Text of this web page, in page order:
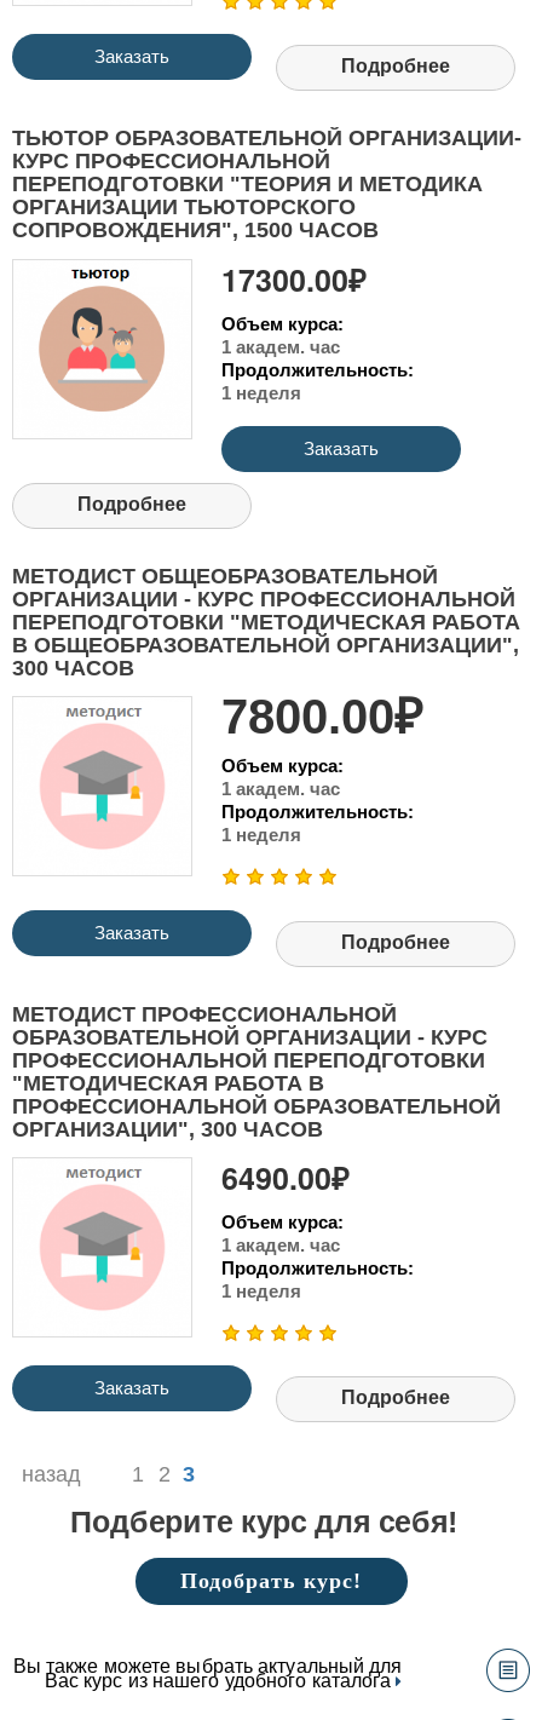
Заказать Подробнее
ТЬЮТОР ОБРАЗОВАТЕЛЬНОЙ ОРГАНИЗАЦИИ-
КУРС ПРОФЕССИОНАЛЬНОЙ
ПЕРЕПОДГОТОВКИ "ТЕОРИЯ И МЕТОДИКА
ОРГАНИЗАЦИИ ТЬЮТОРСКОГО
СОПРОВОЖДЕНИЯ", 1500 ЧАСОВ
17300.00₽
Объем курса:
1 академ. час
Продолжительность:
1 неделя
Заказать
Подробнее
МЕТОДИСТ ОБЩЕОБРАЗОВАТЕЛЬНОЙ
ОРГАНИЗАЦИИ - КУРС ПРОФЕССИОНАЛЬНОЙ
ПЕРЕПОДГОТОВКИ "МЕТОДИЧЕСКАЯ РАБОТА
В ОБЩЕОБРАЗОВАТЕЛЬНОЙ ОРГАНИЗАЦИИ",
300 ЧАСОВ
7800.00₽
Объем курса:
1 академ. час
Продолжительность:
1 неделя
Заказать Подробнее
МЕТОДИСТ ПРОФЕССИОНАЛЬНОЙ
ОБРАЗОВАТЕЛЬНОЙ ОРГАНИЗАЦИИ - КУРС
ПРОФЕССИОНАЛЬНОЙ ПЕРЕПОДГОТОВКИ
"МЕТОДИЧЕСКАЯ РАБОТА В
ПРОФЕССИОНАЛЬНОЙ ОБРАЗОВАТЕЛЬНОЙ
ОРГАНИЗАЦИИ", 300 ЧАСОВ
6490.00₽
Объем курса:
1 академ. час
Продолжительность:
1 неделя
Заказать Подробнее
назад 1 2 3
Подберите курс для себя!
Подобрать курс!
Вы также можете выбрать актуальный для
Вас курс из нашего удобного каталога